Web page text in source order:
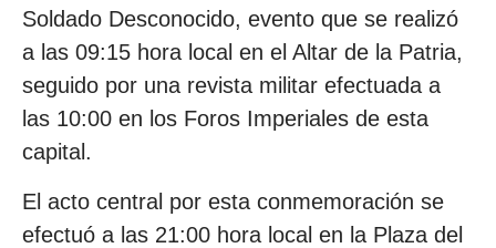
Soldado Desconocido, evento que se realizó
a las 09:15 hora local en el Altar de la Patria,
seguido por una revista militar efectuada a
las 10:00 en los Foros Imperiales de esta
capital.
El acto central por esta conmemoración se
efectuó a las 21:00 hora local en la Plaza del